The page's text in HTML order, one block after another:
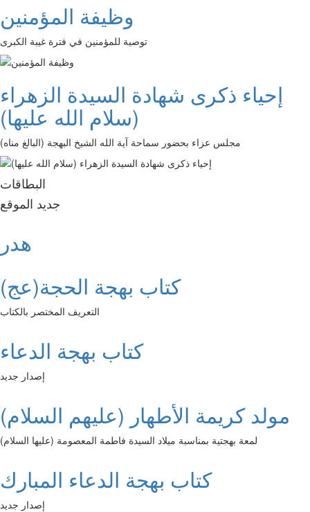
وظيفة المؤمنين
توصية للمؤمنين في فترة غيبة الكبرى
إحياء ذكرى شهادة السيدة الزهراء
(سلام الله عليها)
مجلس عزاء بحضور سماحة آية الله الشيخ البهجة (البالغ مناه)
البطاقات
جديد الموقع
هدر
كتاب بهجة الحجة(عج)
التعريف المختصر بالكتاب
كتاب بهجة الدعاء
إصدار جديد
مولد كريمة الأطهار (عليهم السلام)
لمعة بهجتية بمناسبة ميلاد السيدة فاطمة المعصومة (عليها السلام)
كتاب بهجة الدعاء المبارك
إصدار جديد